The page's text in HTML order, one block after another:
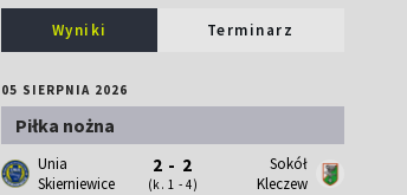
Wyniki Terminarz
05 SIERPNIA 2026
Piłka nożna
Unia
Skierniewice
2 - 2
(k. 1 - 4)
Sokół
Kleczew